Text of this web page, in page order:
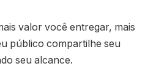
valor você entregar, mais
público compartilhe seu
seu alcance.